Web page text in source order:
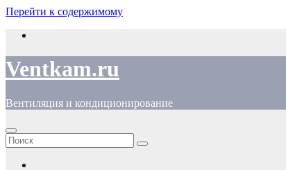
Перейти к содержимому
Ventkam.ru
Вентиляция и кондиционирование